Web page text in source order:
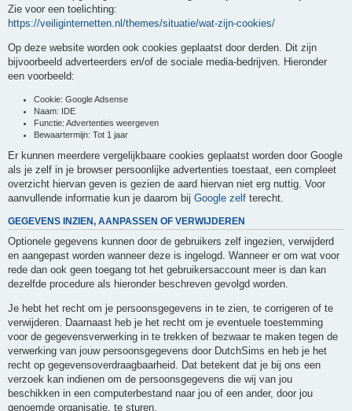
Zie voor een toelichting:
https://veiliginternetten.nl/themes/situatie/wat-zijn-cookies/
Op deze website worden ook cookies geplaatst door derden. Dit zijn
bijvoorbeeld adverteerders en/of de sociale media-bedrijven. Hieronder
een voorbeeld:
Cookie: Google Adsense
Naam: IDE
Functie: Advertenties weergeven
Bewaartermijn: Tot 1 jaar
Er kunnen meerdere vergelijkbaare cookies geplaatst worden door Google
als je zelf in je browser persoonlijke advertenties toestaat, een compleet
overzicht hiervan geven is gezien de aard hiervan niet erg nuttig. Voor
aanvullende informatie kun je daarom bij Google zelf terecht.
GEGEVENS INZIEN, AANPASSEN OF VERWIJDEREN
Optionele gegevens kunnen door de gebruikers zelf ingezien, verwijderd
en aangepast worden wanneer deze is ingelogd. Wanneer er om wat voor
rede dan ook geen toegang tot het gebruikersaccount meer is dan kan
dezelfde procedure als hieronder beschreven gevolgd worden.
Je hebt het recht om je persoonsgegevens in te zien, te corrigeren of te
verwijderen. Daarnaast heb je het recht om je eventuele toestemming
voor de gegevensverwerking in te trekken of bezwaar te maken tegen de
verwerking van jouw persoonsgegevens door DutchSims en heb je het
recht op gegevensoverdraagbaarheid. Dat betekent dat je bij ons een
verzoek kan indienen om de persoonsgegevens die wij van jou
beschikken in een computerbestand naar jou of een ander, door jou
genoemde organisatie, te sturen.